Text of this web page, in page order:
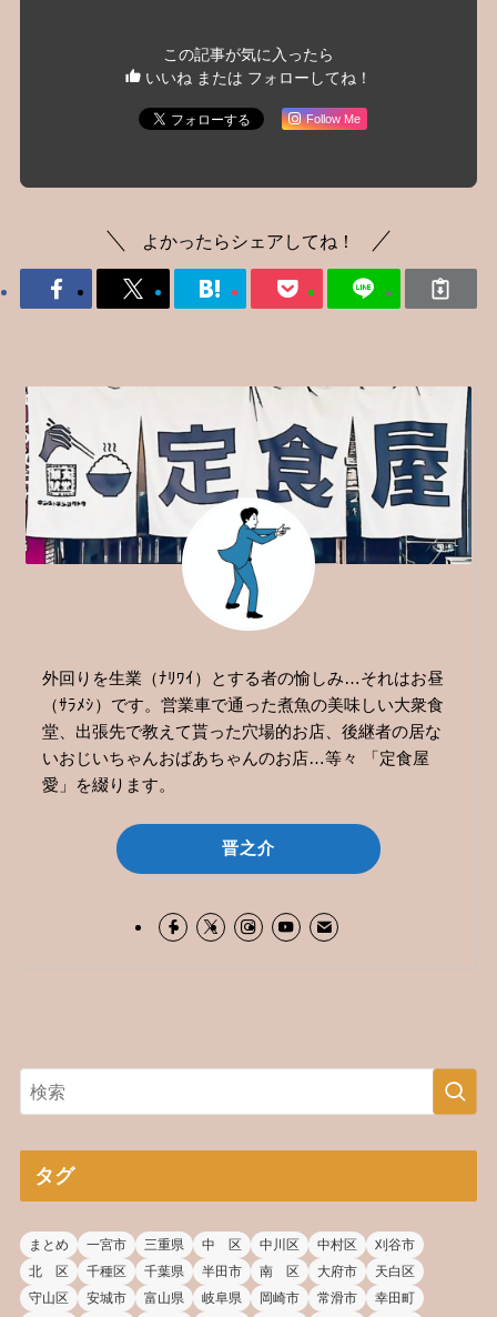
この記事が気に入ったら
いいね または フォローしてね！
Follow Me
よかったらシェアしてね！
外回りを生業（ﾅﾘﾜｲ）とする者の愉しみ…それはお昼
（ｻﾗﾒｼ）です。営業車で通った煮魚の美味しい大衆食
堂、出張先で教えて貰った穴場的お店、後継者の居な
いおじいちゃんおばあちゃんのお店…等々 「定食屋
愛」を綴ります。
晋之介
タグ
まとめ 一宮市 三重県 中 区 中川区 中村区
刈谷市
北 区
千種区 千葉県 半田市 南 区 大府市
天白区
守山区
安城市 富山県 岐阜県 岡崎市 常滑市
幸田町